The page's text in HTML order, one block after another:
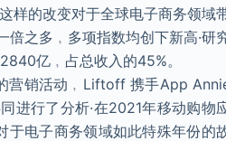
样的改变对于全球电子商务领域
之多﹐多项指数均创下新高·研
亿﹐占总收入的45%。
营销活动﹐Liftoff 携手App
进行了分析·在2021年移动购物
于电子商务领域如此特殊年份的